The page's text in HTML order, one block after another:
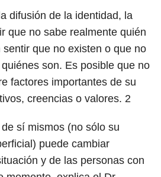
difusión de la identidad, la
que no sabe realmente quién
que no existen o que no
son. Es posible que no
factores importantes de su
creencias o valores. 2
sí mismos (no sólo su
puede cambiar
y de las personas con